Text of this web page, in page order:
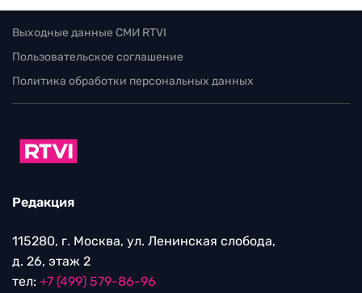
Выходные данные СМИ RTVI
Пользовательское соглашение
Политика обработки персональных данных
Редакция
115280, г. Москва, ул. Ленинская слобода,
д. 26, этаж 2
тел: +7 (499) 579-86-96